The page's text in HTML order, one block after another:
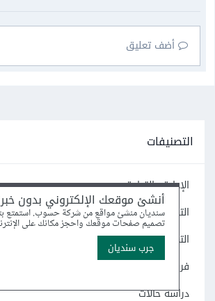
أضف تعليق
التصنيفات
الإدارة والقيادة
التخطيط وسير العمل
التمويل
فريق العمل
دراسة حالات